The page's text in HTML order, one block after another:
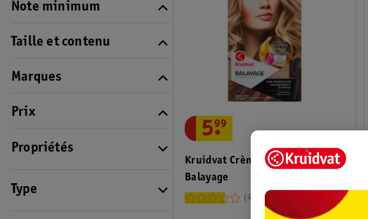
Note minimum
Taille et contenu
Marques
Prix
Propriétés
Type
Kruidvat Crème Colorante
Balayage
5.
99
42